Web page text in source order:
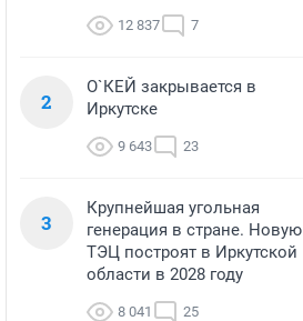
12 837 7
2
О`КЕЙ закрывается в
Иркутске
9 643 23
3
Крупнейшая угольная
генерация в стране. Новую
ТЭЦ построят в Иркутской
области в 2028 году
8 041 25